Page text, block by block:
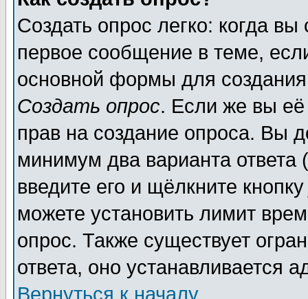
Создать опрос легко: когда
первое сообщение в теме,
основной формы для
Создать опрос. Если же вы её
прав на создание опроса. Вы
минимум два варианта ответа
введите его и щёлкните
можете установить лимит
опрос. Также существует
ответа, оно устанавливается
Вернуться к началу